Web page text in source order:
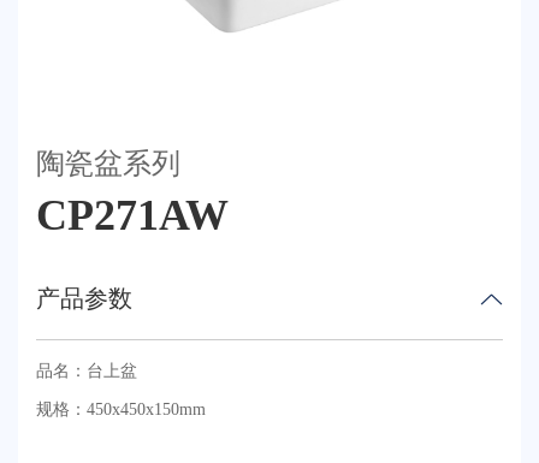
陶瓷盆系列
CP271AW
产品参数
品名：台上盆
规格：450x450x150mm